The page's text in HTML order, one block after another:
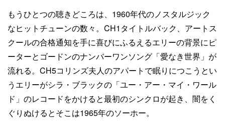
もうひとつの聴きどころは、1960年代のノスタルジック
なヒットチューンの数々。CH1タイトルバック、アートス
クールの合格通知を手に喜びにふるえるエリーの背景にピ
ーターとゴードンのナンバーワンソング「愛なき世界」が
流れる。CH5コリンズ夫人のアパートで眠りにつこうとい
うエリーがシラ・ブラックの「ユー・アー・マイ・ワール
ド」のレコードをかけると最初のシンクロが起き、闇をく
ぐりぬけるとそこは1965年のソーホー。